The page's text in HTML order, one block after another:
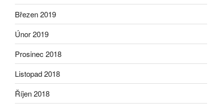
Březen 2019
Únor 2019
Prosinec 2018
Listopad 2018
Říjen 2018